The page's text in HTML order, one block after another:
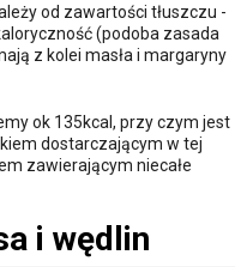
od zawartości tłuszczu -
(podoba zasada
z kolei masła i margaryny
ok 135kcal, przy czym jest
dostarczającym w tej
zawierającym niecałe
i wędlin